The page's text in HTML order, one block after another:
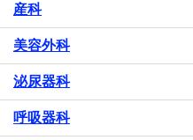
産科
美容外科
泌尿器科
呼吸器科